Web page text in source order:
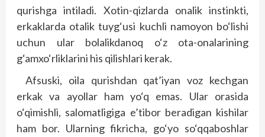
qurishga intiladi. Xotin-qizlarda onalik instinkti,
erkaklarda otalik tuyg‘usi kuchli namoyon bo‘lishi
uchun ular bolalikdanoq o‘z ota-onalarining
g‘amxo‘rliklarini his qilishlari kerak.
Afsuski, oila qurishdan qat’iyan voz kechgan
erkak va ayollar ham yo‘q emas. Ular orasida
o‘qimishli, salomatligiga e’tibor beradigan kishilar
ham bor. Ularning fikricha, go‘yo so‘qqaboshlar